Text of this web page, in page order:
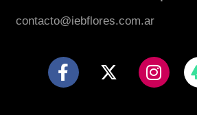
contacto@iebflores.com.ar
F
a
X
-
I
n